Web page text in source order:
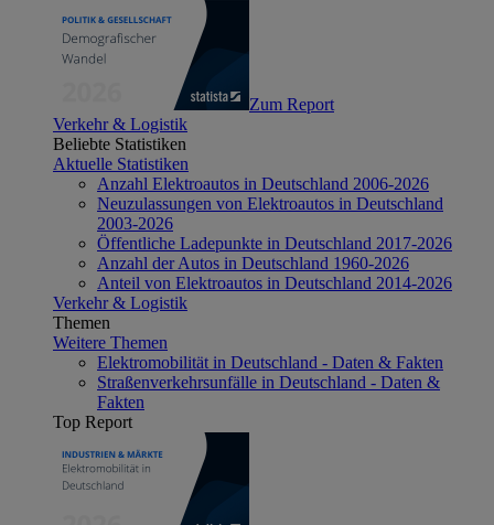
Zum Report
Verkehr & Logistik
Beliebte Statistiken
Aktuelle Statistiken
Anzahl Elektroautos in Deutschland 2006-2026
Neuzulassungen von Elektroautos in Deutschland
2003-2026
Öffentliche Ladepunkte in Deutschland 2017-2026
Anzahl der Autos in Deutschland 1960-2026
Anteil von Elektroautos in Deutschland 2014-2026
Verkehr & Logistik
Themen
Weitere Themen
Elektromobilität in Deutschland - Daten & Fakten
Straßenverkehrsunfälle in Deutschland - Daten &
Fakten
Top Report